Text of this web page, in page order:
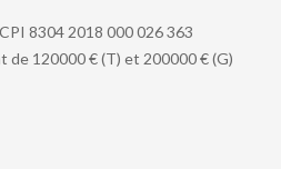
8304 2018 000 026 363
de 120000 € (T) et 200000 € (G)